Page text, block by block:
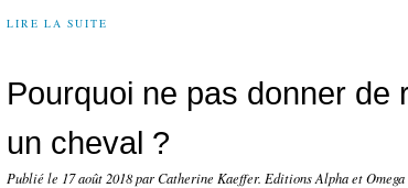
LIRE LA SUITE
Pourquoi ne pas donner de
un cheval ?
Publié le 17 août 2018par Catherine Kaeffer. Editions Alpha et Omega